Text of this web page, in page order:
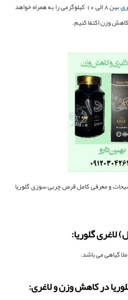
بین 8 الی 10 کیلوگرمی را به همراه خواهد
وزن اکتفا کنیم.
و معرفی کامل قرص چربی سوزی گلوریا
گلوریا:
در کاهش وزن و لاغری: